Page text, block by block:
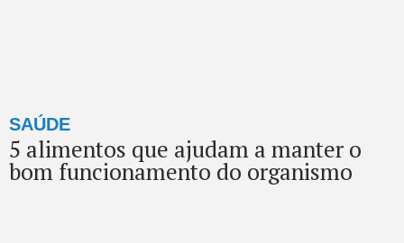
SAÚDE
5 alimentos que ajudam a manter o
bom funcionamento do organismo